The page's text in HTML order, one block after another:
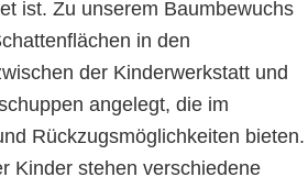
ist. Zu unserem Baumbewuchs
in den
der Kinderwerkstatt und
angelegt, die im
Rückzugsmöglichkeiten bieten.
Kinder stehen verschiedene